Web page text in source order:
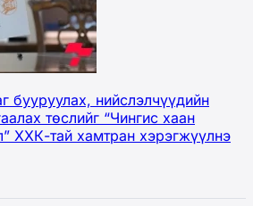
бууруулах, нийслэлчүүдийн
төслийг “Чингис хаан
ХХК-тай хамтран хэрэгжүүлнэ